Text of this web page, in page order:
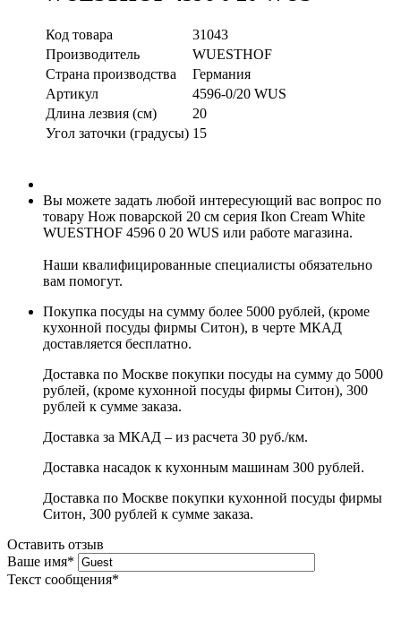
Код товара
31043
Производитель
WUESTHOF
Страна производства
Германия
Артикул
4596-0/20 WUS
Длина лезвия (см)
20
Угол заточки (градусы) 15
Вы можете задать любой интересующий вас вопрос по
товару Нож поварской 20 см серия Ikon Cream White
WUESTHOF 4596 0 20 WUS или работе магазина.
Наши квалифицированные специалисты обязательно
вам помогут.
Покупка посуды на сумму более 5000 рублей, (кроме
кухонной посуды фирмы Ситон), в черте МКАД
доставляется бесплатно.
Доставка по Москве покупки посуды на сумму до 5000
рублей, (кроме кухонной посуды фирмы Ситон), 300
рублей к сумме заказа.
Доставка за МКАД – из расчета 30 руб./км.
Доставка насадок к кухонным машинам 300 рублей.
Доставка по Москве покупки кухонной посуды фирмы
Ситон, 300 рублей к сумме заказа.
Оставить отзыв
Ваше имя*
Текст сообщения*